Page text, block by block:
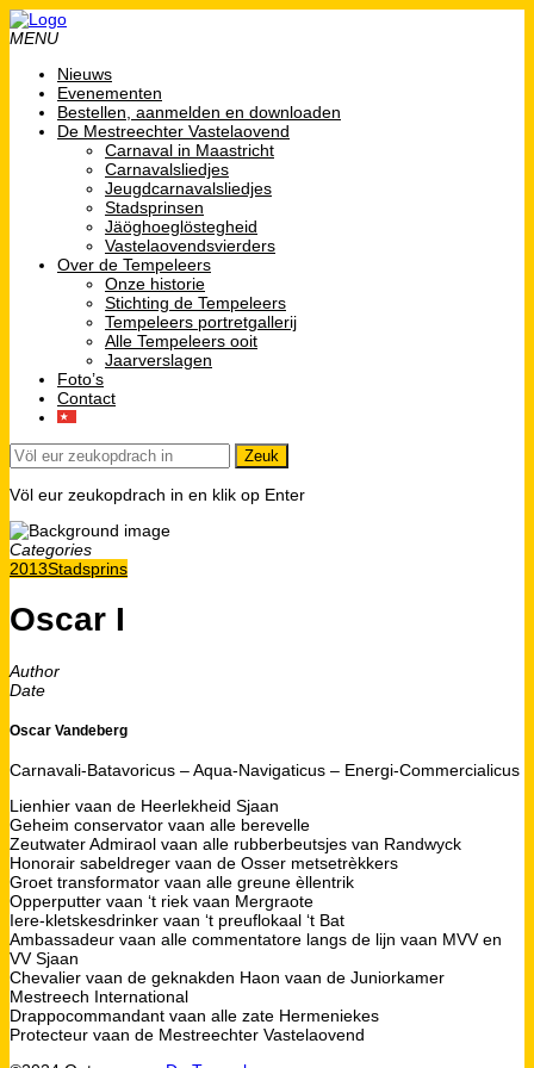
MENU
Nieuws
Evenementen
Bestellen, aanmelden en downloaden
De Mestreechter Vastelaovend
Carnaval in Maastricht
Carnavalsliedjes
Jeugdcarnavalsliedjes
Stadsprinsen
Jäöghoeglöstegheid
Vastelaovendsvierders
Over de Tempeleers
Onze historie
Stichting de Tempeleers
Tempeleers portretgallerij
Alle Tempeleers ooit
Jaarverslagen
Foto’s
Contact
Völ eur zeukopdrach in en klik op Enter
Categories
2013Stadsprins
Oscar I
Author
Date
Oscar Vandeberg
Carnavali-Batavoricus – Aqua-Navigaticus – Energi-Commercialicus
Lienhier vaan de Heerlekheid Sjaan
Geheim conservator vaan alle berevelle
Zeutwater Admiraol vaan alle rubberbeutsjes van Randwyck
Honorair sabeldreger vaan de Osser metsetrèkkers
Groet transformator vaan alle greune èllentrik
Opperputter vaan ‘t riek vaan Mergraote
Iere-kletskesdrinker vaan ‘t preuflokaal ‘t Bat
Ambassadeur vaan alle commentatore langs de lijn vaan MVV en
VV Sjaan
Chevalier vaan de geknakden Haon vaan de Juniorkamer
Mestreech International
Drappocommandant vaan alle zate Hermeniekes
Protecteur vaan de Mestreechter Vastelaovend